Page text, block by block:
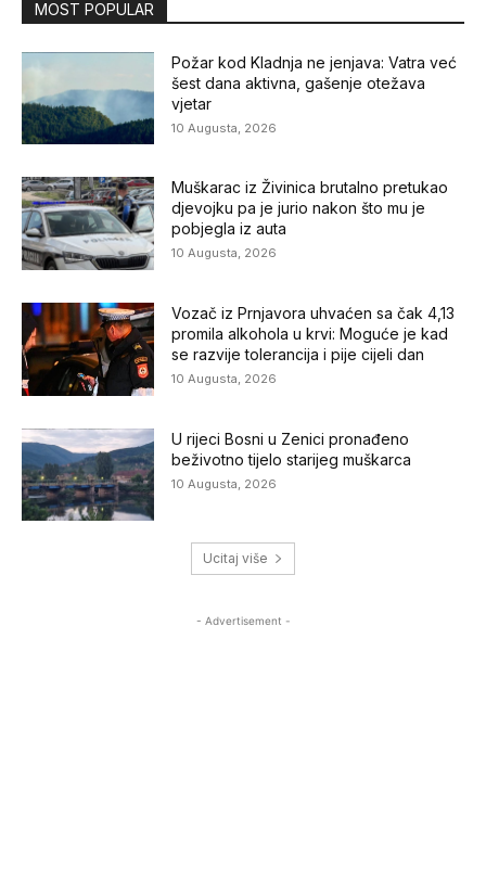
MOST POPULAR
Požar kod Kladnja ne jenjava: Vatra već
šest dana aktivna, gašenje otežava
vjetar
10 Augusta, 2026
Muškarac iz Živinica brutalno pretukao
djevojku pa je jurio nakon što mu je
pobjegla iz auta
10 Augusta, 2026
Vozač iz Prnjavora uhvaćen sa čak 4,13
promila alkohola u krvi: Moguće je kad
se razvije tolerancija i pije cijeli dan
10 Augusta, 2026
U rijeci Bosni u Zenici pronađeno
beživotno tijelo starijeg muškarca
10 Augusta, 2026
Ucitaj više
- Advertisement -